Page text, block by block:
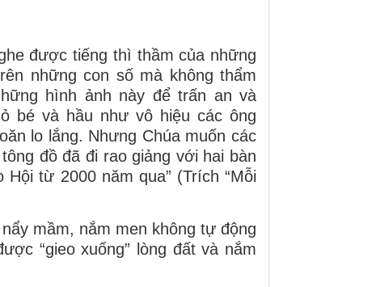
được tiếng thì thầm của những
những con số mà không thẩm
hình ảnh này để trấn an và
bé và hầu như vô hiệu các ông
lo lắng. Nhưng Chúa muốn các
đồ đã đi rao giảng với hai bàn
từ 2000 năm qua” (Trích “Mỗi
mầm, nắm men không tự động
“gieo xuống” lòng đất và nắm